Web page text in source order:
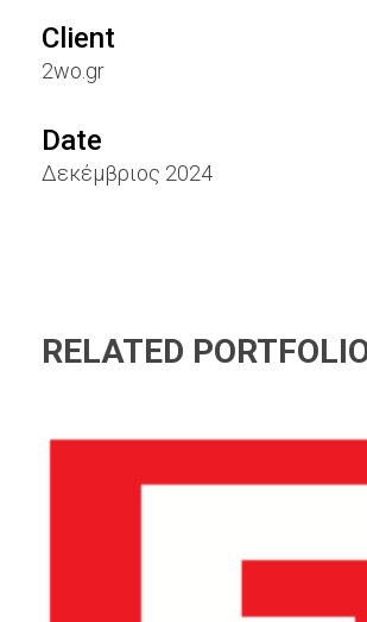
Client
2wo.gr
Date
Δεκέμβριος 2024
RELATED